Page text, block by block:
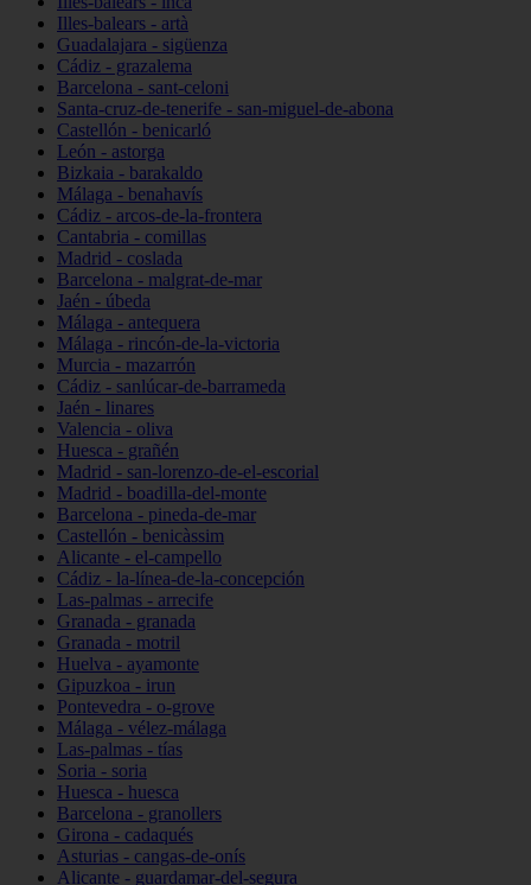
Illes-balears - artà
Guadalajara - sigüenza
Cádiz - grazalema
Barcelona - sant-celoni
Santa-cruz-de-tenerife - san-miguel-de-abona
Castellón - benicarló
León - astorga
Bizkaia - barakaldo
Málaga - benahavís
Cádiz - arcos-de-la-frontera
Cantabria - comillas
Madrid - coslada
Barcelona - malgrat-de-mar
Jaén - úbeda
Málaga - antequera
Málaga - rincón-de-la-victoria
Murcia - mazarrón
Cádiz - sanlúcar-de-barrameda
Jaén - linares
Valencia - oliva
Huesca - grañén
Madrid - san-lorenzo-de-el-escorial
Madrid - boadilla-del-monte
Barcelona - pineda-de-mar
Castellón - benicàssim
Alicante - el-campello
Cádiz - la-línea-de-la-concepción
Las-palmas - arrecife
Granada - granada
Granada - motril
Huelva - ayamonte
Gipuzkoa - irun
Pontevedra - o-grove
Málaga - vélez-málaga
Las-palmas - tías
Soria - soria
Huesca - huesca
Barcelona - granollers
Girona - cadaqués
Asturias - cangas-de-onís
Alicante - guardamar-del-segura